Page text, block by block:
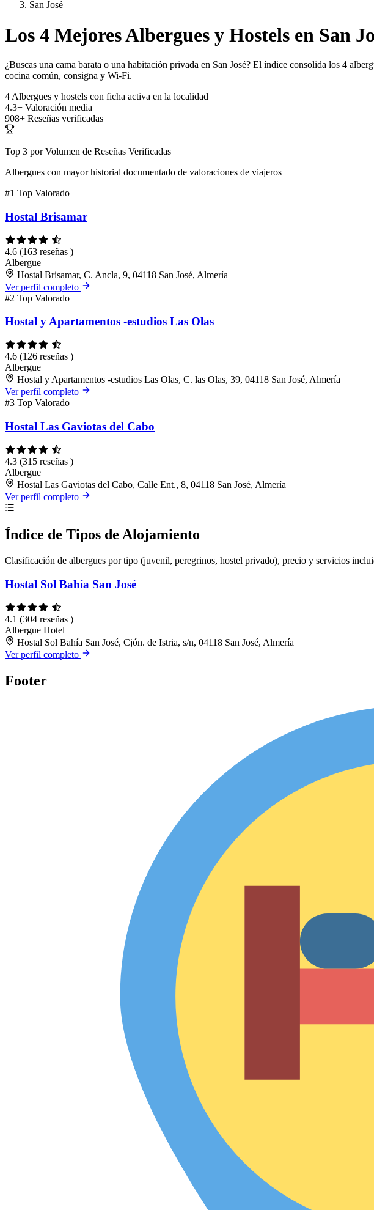
San José
Los 4 Mejores Albergues y Hostels en San
¿Buscas una cama barata o una habitación privada en San José? El índice consolida los 4
cocina común, consigna y Wi-Fi.
4 Albergues y hostels con ficha activa en la localidad
4.3+ Valoración media
908+ Reseñas verificadas
Top 3 por Volumen de Reseñas Verificadas
Albergues con mayor historial documentado de valoraciones de viajeros
#1 Top Valorado
Hostal Brisamar
4.6 (163 reseñas )
Albergue
Hostal Brisamar, C. Ancla, 9, 04118 San José, Almería
Ver perfil completo
#2 Top Valorado
Hostal y Apartamentos -estudios Las Olas
4.6 (126 reseñas )
Albergue
Hostal y Apartamentos -estudios Las Olas, C. las Olas, 39, 04118 San José, Almería
Ver perfil completo
#3 Top Valorado
Hostal Las Gaviotas del Cabo
4.3 (315 reseñas )
Albergue
Hostal Las Gaviotas del Cabo, Calle Ent., 8, 04118 San José, Almería
Ver perfil completo
Índice de Tipos de Alojamiento
Clasificación de albergues por tipo (juvenil, peregrinos, hostel privado), precio y servicios
Hostal Sol Bahía San José
4.1 (304 reseñas )
Albergue Hotel
Hostal Sol Bahía San José, Cjón. de Istria, s/n, 04118 San José, Almería
Ver perfil completo
Footer